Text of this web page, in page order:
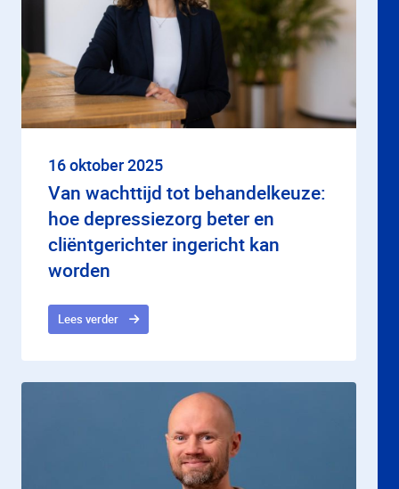
16 oktober 2025
Van wachttijd tot behandelkeuze:
hoe depressiezorg beter en
cliëntgerichter ingericht kan
worden
Lees verder